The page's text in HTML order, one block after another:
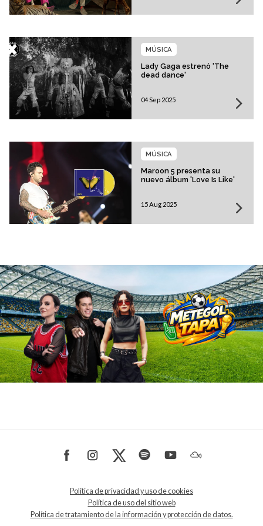
Lady Gaga estrenó 'The
dead dance'
MÚSICA
04 Sep 2025
Maroon 5 presenta su
nuevo álbum 'Love Is Like'
MÚSICA
15 Aug 2025
Política de privacidad y uso de cookies
Política de uso del sitio web
Política de tratamiento de la información y protección de datos.